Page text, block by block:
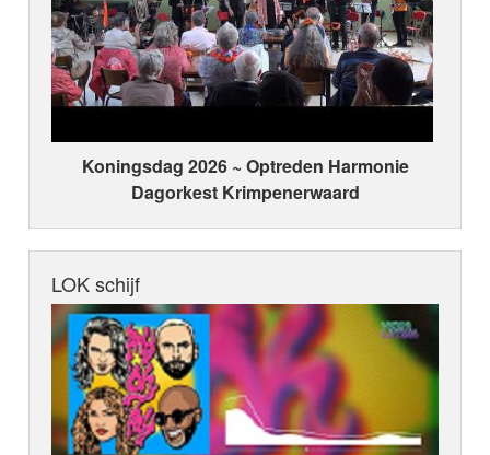
Koningsdag 2026 ~ Optreden Harmonie
Dagorkest Krimpenerwaard
LOK schijf